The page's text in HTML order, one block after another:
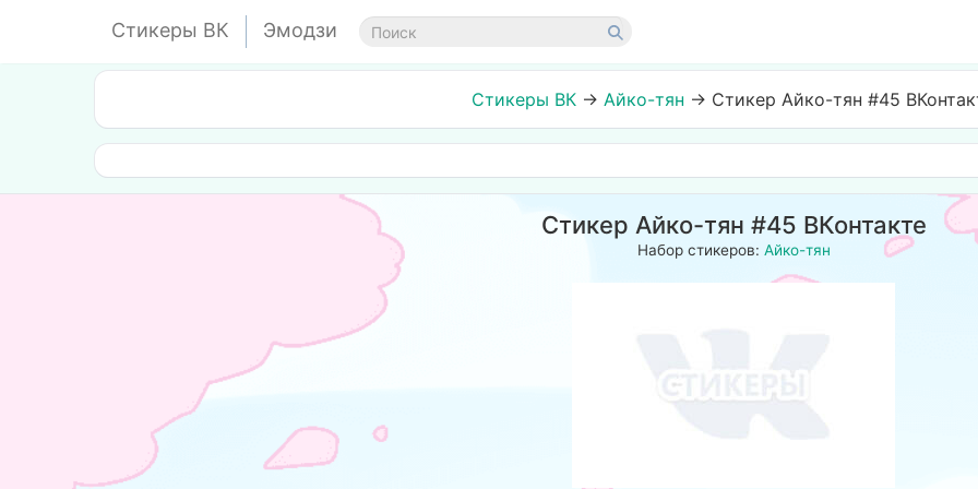
Стикеры ВК Эмодзи
Стикеры ВК → Айко-тян → Стикер Айко-тян #45
Стикер Айко-тян #45 ВКонтакте
Набор стикеров: Айко-тян